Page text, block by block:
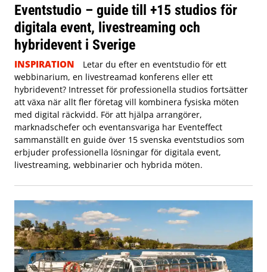
Eventstudio – guide till +15 studios för
digitala event, livestreaming och
hybridevent i Sverige
INSPIRATION
Letar du efter en eventstudio för ett
webbinarium, en livestreamad konferens eller ett
hybridevent? Intresset för professionella studios fortsätter
att växa när allt fler företag vill kombinera fysiska möten
med digital räckvidd. För att hjälpa arrangörer,
marknadschefer och eventansvariga har Eventeffect
sammanställt en guide över 15 svenska eventstudios som
erbjuder professionella lösningar för digitala event,
livestreaming, webbinarier och hybrida möten.